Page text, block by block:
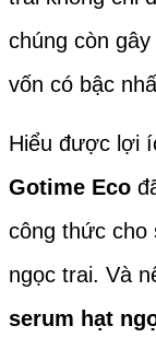
chúng còn
vốn có bậc
Hiểu được lợi
Gotime Eco
công thức cho
ngọc trai. Và
serum hạt